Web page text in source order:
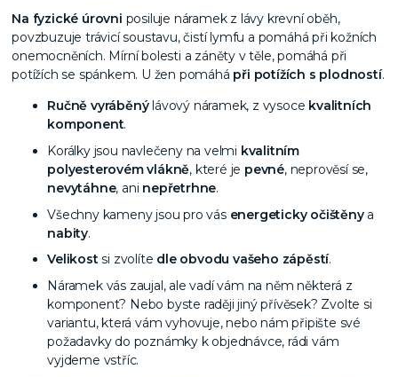
Na fyzické úrovni posiluje náramek z lávy krevní oběh,
povzbuzuje trávicí soustavu, čistí lymfu a pomáhá při kožních
onemocněních. Mírní bolesti a záněty v těle, pomáhá při
potížích se spánkem. U žen pomáhá při potížích s plodností.
Ručně vyráběnýlávový náramek, z vysoce kvalitních
komponent.
Korálky jsou navlečeny na velmi kvalitním
polyesterovém vlákně, které je pevné, neprověsí se,
nevytáhne, ani nepřetrhne.
Všechny kameny jsou pro vás energeticky očištěnya
nabity.
Velikostsi zvolíte dle obvodu vašeho zápěstí.
Náramek vás zaujal, ale vadí vám na něm některá z
komponent? Nebo byste raději jiný přívěsek? Zvolte si
variantu, která vám vyhovuje, nebo nám připište své
požadavky do poznámky k objednávce, rádi vám
vyjdeme vstříc.